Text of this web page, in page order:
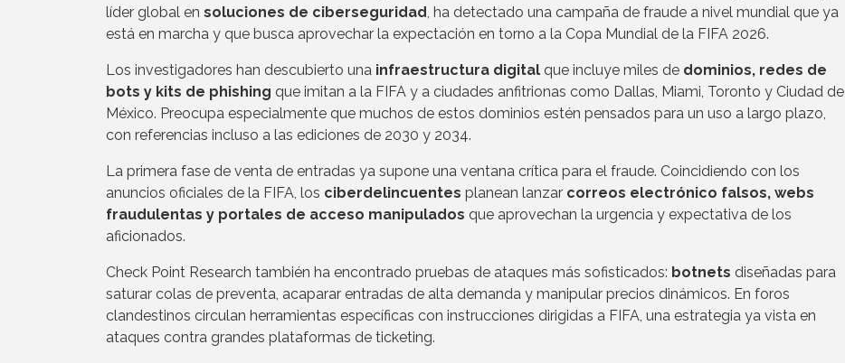
líder global en soluciones de ciberseguridad, ha detectado una campaña de fraude a nivel mundial que ya
está en marcha y que busca aprovechar la expectación en torno a la Copa Mundial de la FIFA 2026.
Los investigadores han descubierto una infraestructura digital que incluye miles de dominios, redes de
bots y kits de phishing que imitan a la FIFA y a ciudades anfitrionas como Dallas, Miami, Toronto y Ciudad de
México. Preocupa especialmente que muchos de estos dominios estén pensados para un uso a largo plazo,
con referencias incluso a las ediciones de 2030 y 2034.
La primera fase de venta de entradas ya supone una ventana crítica para el fraude. Coincidiendo con los
anuncios oficiales de la FIFA, los ciberdelincuentes planean lanzar correos electrónico falsos, webs
fraudulentas y portales de acceso manipulados que aprovechan la urgencia y expectativa de los
aficionados.
Check Point Research también ha encontrado pruebas de ataques más sofisticados: botnets diseñadas para
saturar colas de preventa, acaparar entradas de alta demanda y manipular precios dinámicos. En foros
clandestinos circulan herramientas específicas con instrucciones dirigidas a FIFA, una estrategia ya vista en
ataques contra grandes plataformas de ticketing.